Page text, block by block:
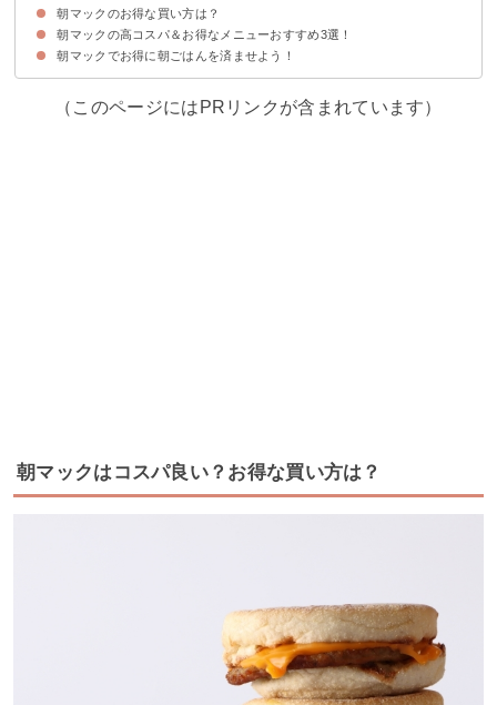
朝マックとは
朝マックのお得な買い方は？
①クーポンを利用する
②株主優待を使う
③お腹が空いていない日は「コンビ」で済ませる
④サイドメニューは変更可能！
朝マックの高コスパ＆お得なメニューおすすめ3選！
①マックグリドル ソーセージ セット（税込370円）
②ソーセージマフィンコンビ（税込200円）
③チキンクリスプマフィンコンビ（税込200円）
朝マックでお得に朝ごはんを済ませよう！
（このページにはPRリンクが含まれています）
朝マックはコスパ良い？お得な買い方は？